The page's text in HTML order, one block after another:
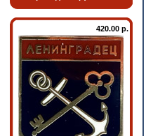
420.00 р.